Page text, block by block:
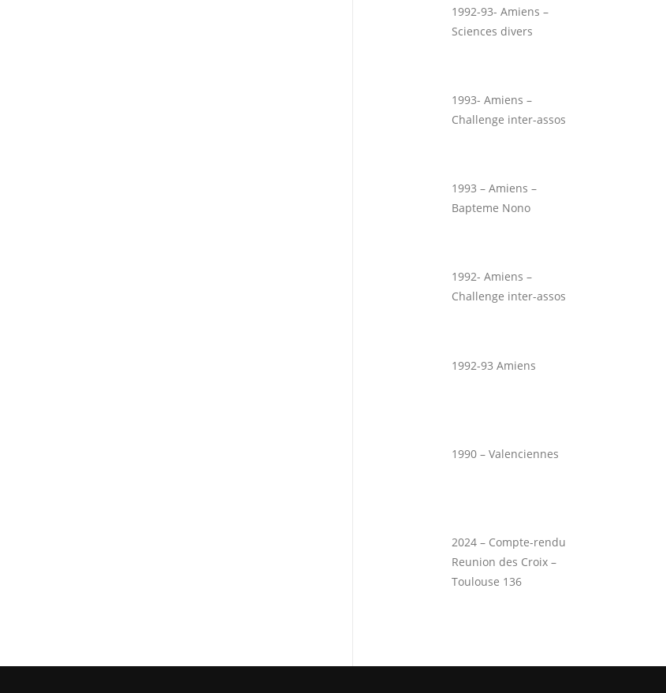
1992-93- Amiens –
Sciences divers
1993- Amiens –
Challenge inter-assos
1993 – Amiens –
Bapteme Nono
1992- Amiens –
Challenge inter-assos
1992-93 Amiens
1990 – Valenciennes
2024 – Compte-rendu
Reunion des Croix –
Toulouse 136